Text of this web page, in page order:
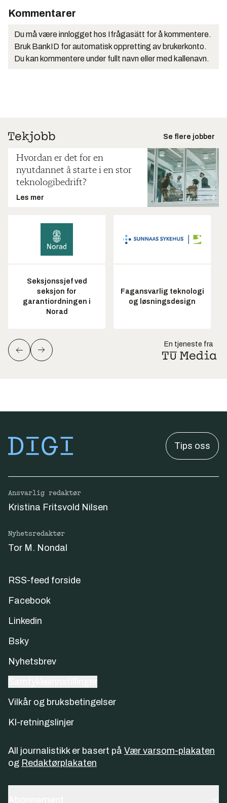
Kommentarer
Du må være innlogget hos Ifrågasätt for å kommentere.
Bruk BankID for automatisk oppretting av brukerkonto.
Du kan kommentere under fullt navn eller med kallenavn.
Se flere jobber
Hvordan er det for en
nyutdannet å starte i en stor
teknologibedrift?
Les mer
Seksjonssjef ved
seksjon for
garantiordningen i
Norad
Fagansvarlig teknologi
og løsningsdesign
En tjeneste fra
Tips oss
Ansvarlig redaktør
Kristina Fritsvold Nilsen
Nyhetsredaktør
Tor M. Nondal
RSS-feed forside
Facebook
Linkedin
Bsky
Nyhetsbrev
Vilkår og bruksbetingelser
KI-retningslinjer
All journalistikk er basert på Vær varsom-plakaten
og Redaktørplakaten